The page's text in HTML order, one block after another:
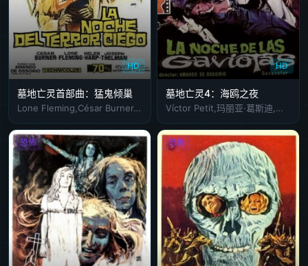
HD
墓地亡灵首部曲：猛鬼倾巢
Lone Fleming,César Burner,María Elena Arpón
HD
墓地亡灵4：海鸥之夜
Víctor Petit,玛丽亚·葛斯迪,桑德拉·莫扎罗夫斯基,José Antonio Calvo,Julia Saly,Javier de Rivera
恐怖 恐怖